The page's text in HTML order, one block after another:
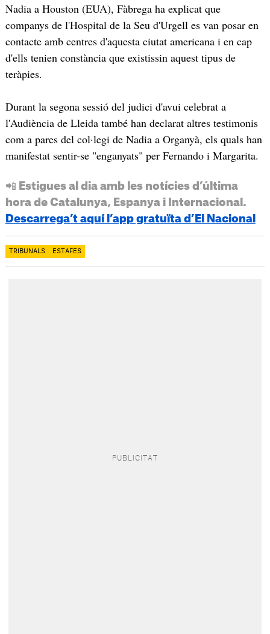
Nadia a Houston (EUA), Fàbrega ha explicat que
companys de l'Hospital de la Seu d'Urgell es van posar en
contacte amb centres d'aquesta ciutat americana i en cap
d'ells tenien constància que existissin aquest tipus de
teràpies.
Durant la segona sessió del judici d'avui celebrat a
l'Audiència de Lleida també han declarat altres testimonis
com a pares del col·legi de Nadia a Organyà, els quals han
manifestat sentir-se "enganyats" per Fernando i Margarita.
📲 Estigues al dia amb les notícies d’última
hora de Catalunya, Espanya i Internacional.
Descarrega’t aquí l’app gratuïta d’El Nacional
TRIBUNALS ESTAFES